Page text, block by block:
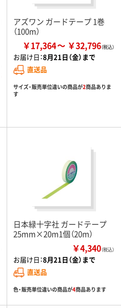
アズワン ガードテープ 1巻
（100m）
￥17,364 ￥32,796
お届け日：8月21日（金）まで
直送品
サイズ・販売単位違いの商品が2商品ありま
す
日本緑十字社 ガードテープ
25mm×20m1個（20m）
￥4,340（税込）
お届け日：8月21日（金）まで
直送品
色・販売単位違いの商品が4商品あります